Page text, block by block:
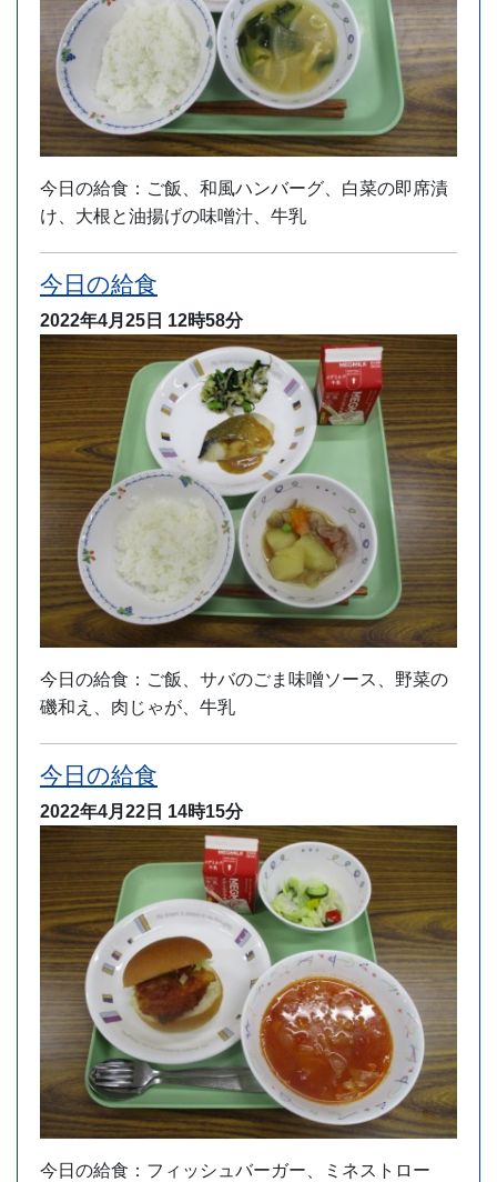
今日の給食：ご飯、和風ハンバーグ、白菜の即席漬
け、大根と油揚げの味噌汁、牛乳
今日の給食
2022年4月25日 12時58分
今日の給食：ご飯、サバのごま味噌ソース、野菜の
磯和え、肉じゃが、牛乳
今日の給食
2022年4月22日 14時15分
今日の給食：フィッシュバーガー、ミネストロー